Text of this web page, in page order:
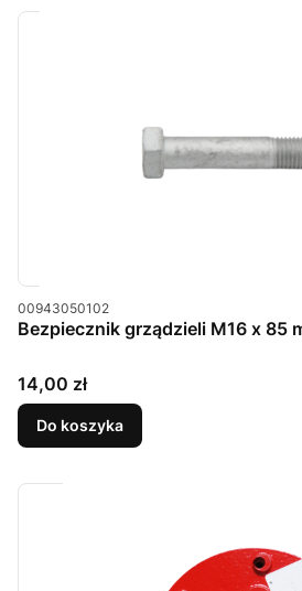
Kod produktu
00943050102
Bezpiecznik grządzieli M16 x 85
Cena
14,00 zł
Do koszyka